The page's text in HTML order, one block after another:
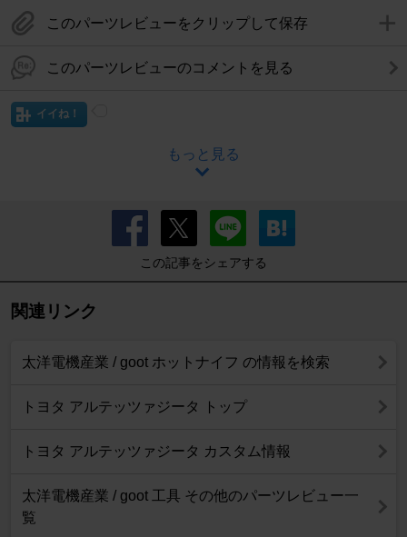
このパーツレビューをクリップして保存
このパーツレビューのコメントを見る
イイね！
もっと見る
この記事をシェアする
関連リンク
太洋電機産業 / goot ホットナイフ の情報を検索
トヨタ アルテッツァジータ トップ
トヨタ アルテッツァジータ カスタム情報
太洋電機産業 / goot 工具 その他のパーツレビュー一
覧